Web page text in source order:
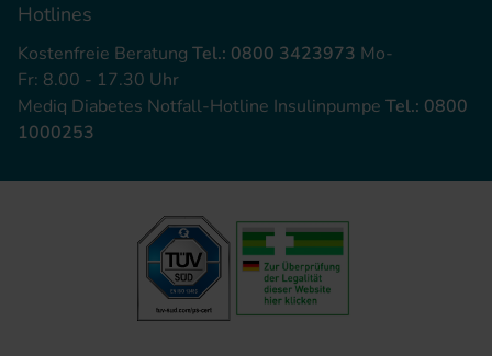
Hotlines
Kostenfreie Beratung Tel.: 0800 3423973 Mo-
Fr: 8.00 - 17.30 Uhr
Mediq Diabetes Notfall-Hotline Insulinpumpe Tel.: 0800
1000253